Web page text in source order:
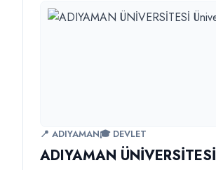
📍 ADIYAMAN🎓 DEVLET
ADIYAMAN ÜNİVERSİTESİ